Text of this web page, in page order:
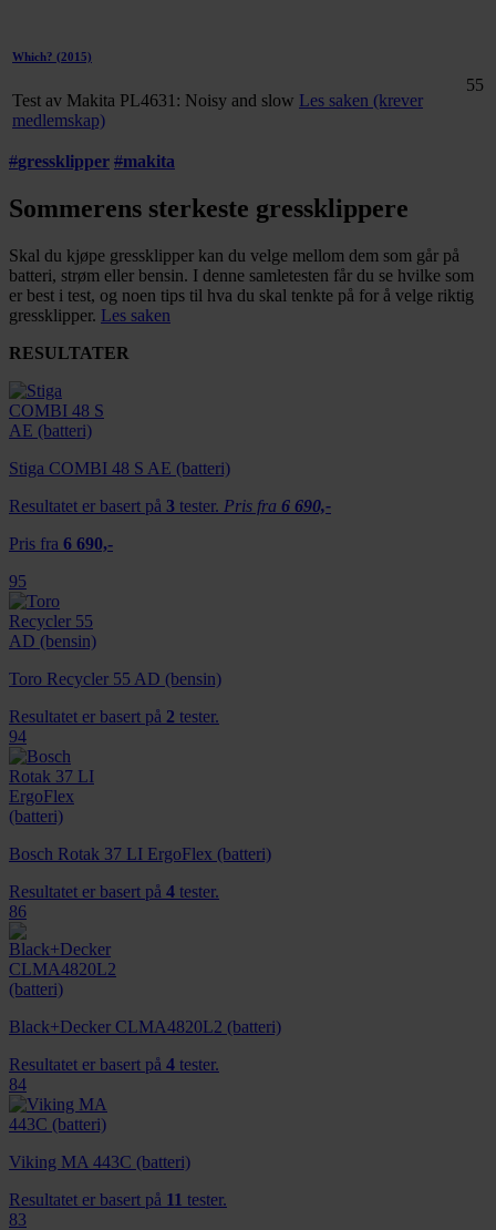
Which? (2015)
Test av Makita PL4631: Noisy and slow Les saken (krever
medlemskap)
55
#gressklipper #makita
Sommerens sterkeste gressklippere
Skal du kjøpe gressklipper kan du velge mellom dem som går på
batteri, strøm eller bensin. I denne samletesten får du se hvilke som
er best i test, og noen tips til hva du skal tenkte på for å velge riktig
gressklipper. Les saken
RESULTATER
Stiga COMBI 48 S AE (batteri)
Resultatet er basert på 3 tester. Pris fra 6 690,-
Pris fra 6 690,-
95
Toro Recycler 55 AD (bensin)
Resultatet er basert på 2 tester.
94
Bosch Rotak 37 LI ErgoFlex (batteri)
Resultatet er basert på 4 tester.
86
Black+Decker CLMA4820L2 (batteri)
Resultatet er basert på 4 tester.
84
Viking MA 443C (batteri)
Resultatet er basert på 11 tester.
83